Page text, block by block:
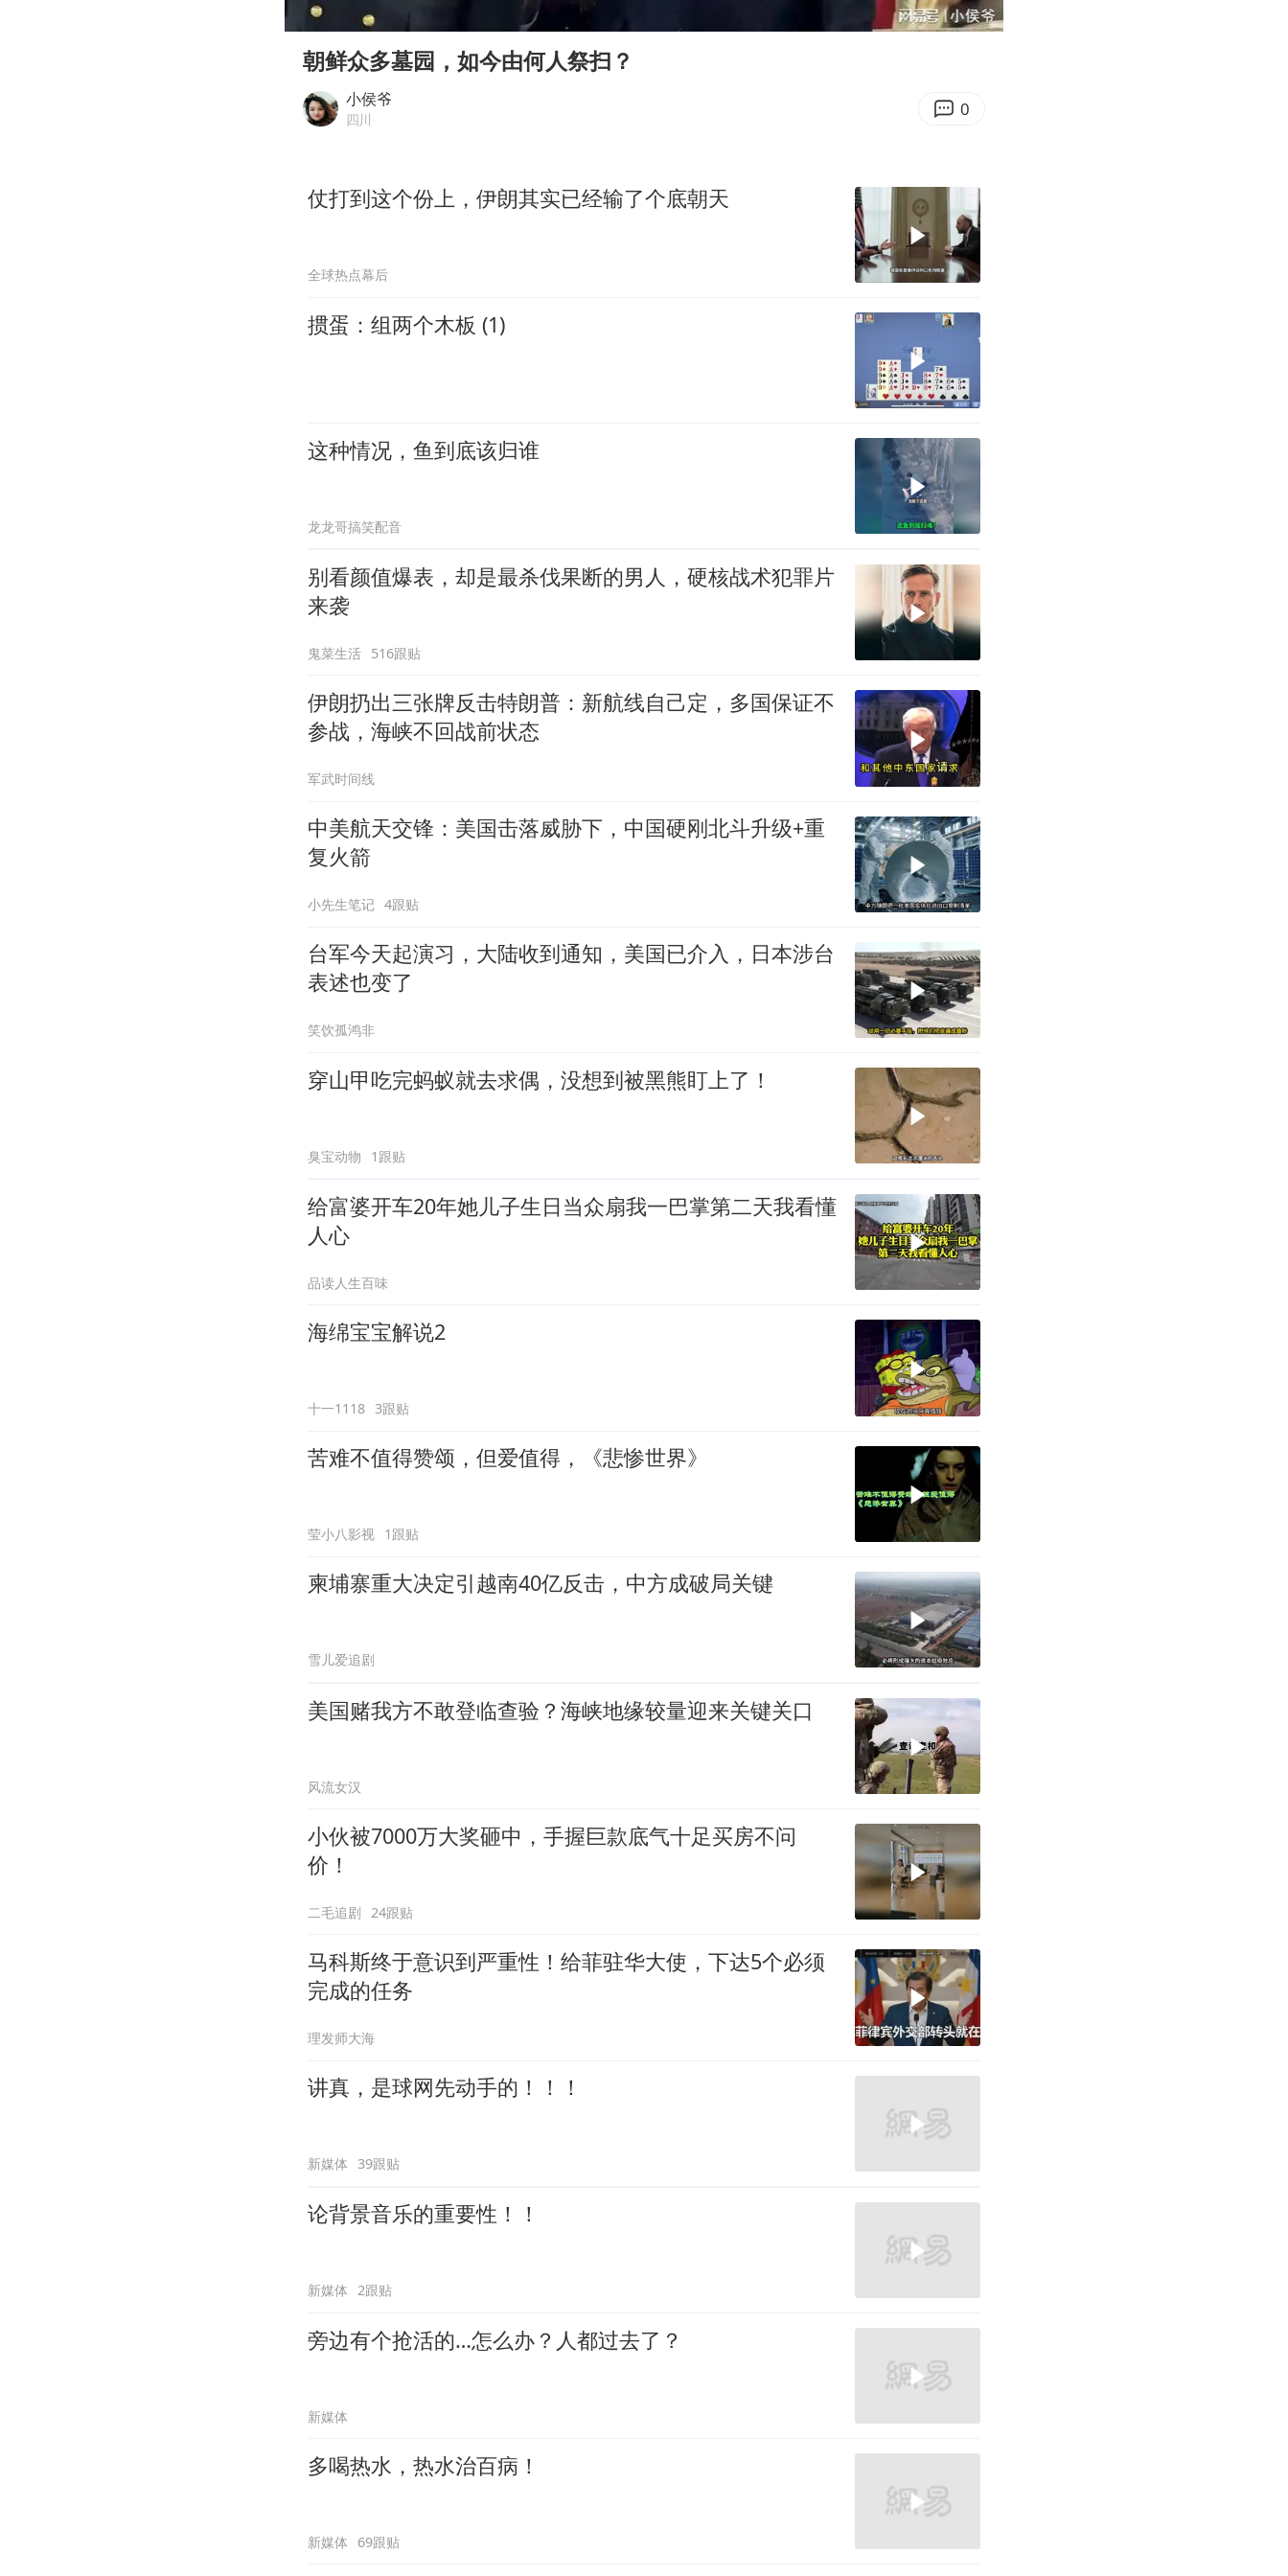
今日立秋你咬秋了吗
欧阳娜娜窦靖童好搭
河南：推进人事招录等领域问题整治
Play
08:35
Enter
朝鲜众多墓园，如今由何人祭扫？
小侯爷
四川 0
仗打到这个份上，伊朗其实已经输了个底朝天
全球热点幕后
掼蛋：组两个木板 (1)
这种情况，鱼到底该归谁
龙龙哥搞笑配音
别看颜值爆表，却是最杀伐果断的男人，硬核战术犯罪片
来袭
鬼菜生活 516跟贴
伊朗扔出三张牌反击特朗普：新航线自己定，多国保证不
参战，海峡不回战前状态
军武时间线
中美航天交锋：美国击落威胁下，中国硬刚北斗升级+重
复火箭
小先生笔记 4跟贴
台军今天起演习，大陆收到通知，美国已介入，日本涉台
表述也变了
笑饮孤鸿非
穿山甲吃完蚂蚁就去求偶，没想到被黑熊盯上了！
臭宝动物 1跟贴
给富婆开车20年她儿子生日当众扇我一巴掌第二天我看懂
人心
品读人生百味
海绵宝宝解说2
十一1118 3跟贴
苦难不值得赞颂，但爱值得，《悲惨世界》
莹小八影视 1跟贴
柬埔寨重大决定引越南40亿反击，中方成破局关键
雪儿爱追剧
美国赌我方不敢登临查验？海峡地缘较量迎来关键关口
风流女汉
小伙被7000万大奖砸中，手握巨款底气十足买房不问
价！
二毛追剧 24跟贴
马科斯终于意识到严重性！给菲驻华大使，下达5个必须
完成的任务
理发师大海
讲真，是球网先动手的！！！
新媒体 39跟贴
论背景音乐的重要性！！
新媒体 2跟贴
旁边有个抢活的…怎么办？人都过去了？
新媒体
多喝热水，热水治百病！
新媒体 69跟贴